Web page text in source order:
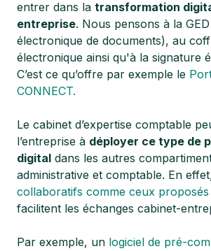
entrer dans la transformation
entreprise. Nous pensons à la
électronique de documents), au
électronique ainsi qu'à la signature
C’est ce qu’offre par exemple le
CONNECT.
Le cabinet d’expertise comptable
l’entreprise à déployer ce type de
digital dans les autres
administrative et comptable. En
collaboratifs comme ceux
facilitent les échanges cabinet-
Par exemple, un logiciel de pré-